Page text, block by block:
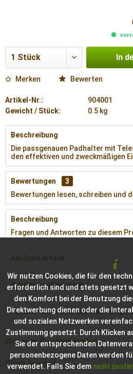
In
Merken Bewerten
Artikel-Nr.:
904001
Gewicht / Stück:
0.5 kg
Beschreibung
Die passgenauen Padhalter mit
den effektiven und zweckmäßigen
Bewertungen
3
Bewertungen lesen, schreiben und
Beschreibung
Fragen und Antworten zu diesem
Ähnliche Artikel
Kunden kauften auch
Kunden haben sich ebenfalls
Bioraum Kundenberatung
Shop Service
Wir nutzen Cookies, die für den
erforderlich sind und stets gesetzt
den Komfort bei der Benutzung
Direktwerbung dienen oder die
und sozialen Netzwerken
Zustimmung gesetzt. Durch Klicken
Sie der entsprechenden
personenbezogene Daten werden
verwendet. Falls Sie dem nicht